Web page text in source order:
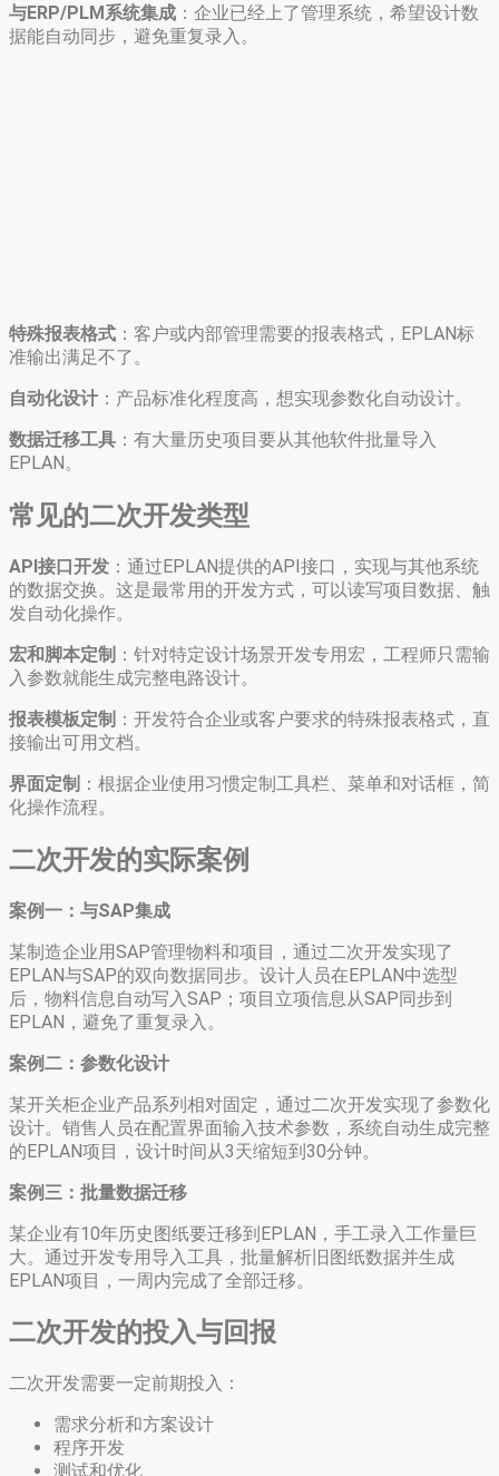
与ERP/PLM系统集成 ：企业已经上了管理系统，希望设计数
据能自动同步，避免重复录入。
特殊报表格式 ：客户或内部管理需要的报表格式，EPLAN标
准输出满足不了。
自动化设计 ：产品标准化程度高，想实现参数化自动设计。
数据迁移工具 ：有大量历史项目要从其他软件批量导入
EPLAN。
常见的二次开发类型
API接口开发 ：通过EPLAN提供的API接口，实现与其他系统
的数据交换。这是最常用的开发方式，可以读写项目数据、触
发自动化操作。
宏和脚本定制 ：针对特定设计场景开发专用宏，工程师只需输
入参数就能生成完整电路设计。
报表模板定制 ：开发符合企业或客户要求的特殊报表格式，直
接输出可用文档。
界面定制 ：根据企业使用习惯定制工具栏、菜单和对话框，简
化操作流程。
二次开发的实际案例
案例一：与SAP集成
某制造企业用SAP管理物料和项目，通过二次开发实现了
EPLAN与SAP的双向数据同步。设计人员在EPLAN中选型
后，物料信息自动写入SAP；项目立项信息从SAP同步到
EPLAN，避免了重复录入。
案例二：参数化设计
某开关柜企业产品系列相对固定，通过二次开发实现了参数化
设计。销售人员在配置界面输入技术参数，系统自动生成完整
的EPLAN项目，设计时间从3天缩短到30分钟。
案例三：批量数据迁移
某企业有10年历史图纸要迁移到EPLAN，手工录入工作量巨
大。通过开发专用导入工具，批量解析旧图纸数据并生成
EPLAN项目，一周内完成了全部迁移。
二次开发的投入与回报
二次开发需要一定前期投入：
需求分析和方案设计
程序开发
测试和优化